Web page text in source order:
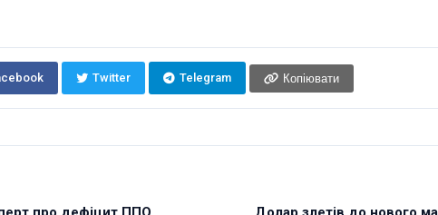
Twitter Telegram Копіювати